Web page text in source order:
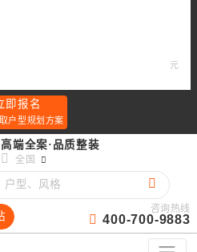
元
即报名
户型规划方案
高端全案·品质整装
全国
咨询热线
400-700-9883